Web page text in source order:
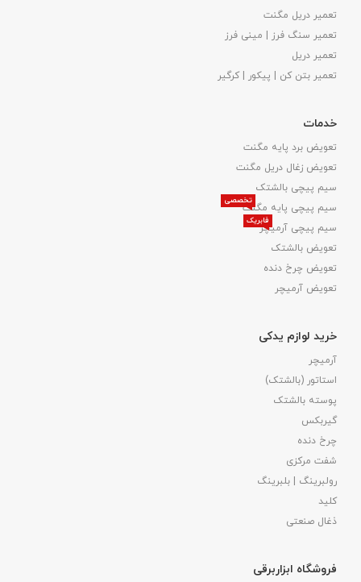
تعمیر دریل مگنت
تعمیر سنگ فرز | مینی فرز
تعمیر دریل
تعمیر بتن کن | پیکور | کرگیر
خدمات
تعویض برد پایه مگنت
تعویض زغال دریل مگنت
سیم پیچی بالشتک
سیم پیچی پایه مگنت
تخصصی
سیم پیچی آرمیچر
فابریک
تعویض بالشتک​
تعویض چرخ دنده
تعویض آرمیچر
خرید لوازم یدکی
آرمیچر
استاتور (بالشتک)
پوسته بالشتک
گیربکس
چرخ دنده
شفت مرکزی
رولبرینگ | بلبرینگ
کلید
ذغال صنعتی
فروشگاه ابزاربرقی